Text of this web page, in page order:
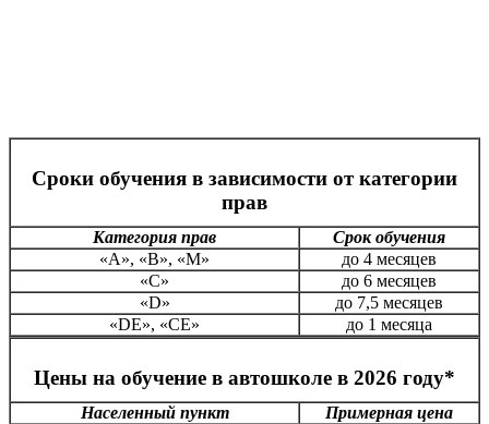
Сроки обучения в зависимости от категории
прав
Категория прав
Срок обучения
«А», «В», «М»
до 4 месяцев
«С»
до 6 месяцев
«D»
до 7,5 месяцев
«DE», «CE»
до 1 месяца
Цены на обучение в автошколе в 2026 году*
Населенный пункт
Примерная цена